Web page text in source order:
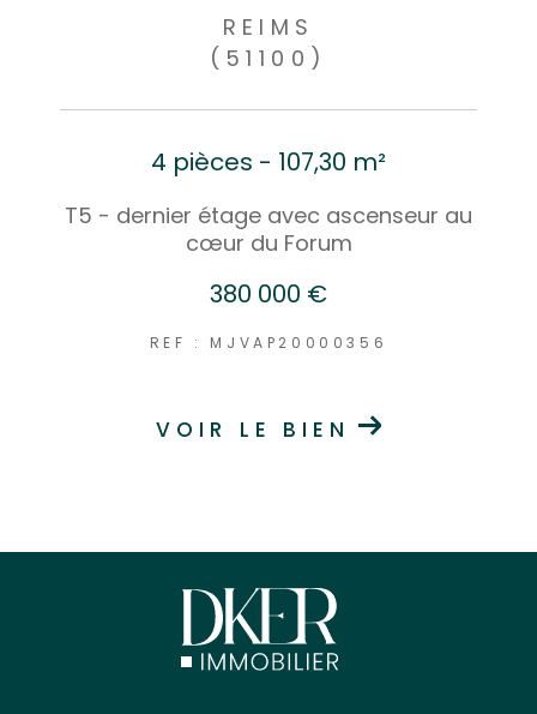
REIMS
(51100)
4 pièces - 107,30 m²
T5 - dernier étage avec ascenseur au
cœur du Forum
380 000 €
REF : MJVAP20000356
VOIR LE BIEN